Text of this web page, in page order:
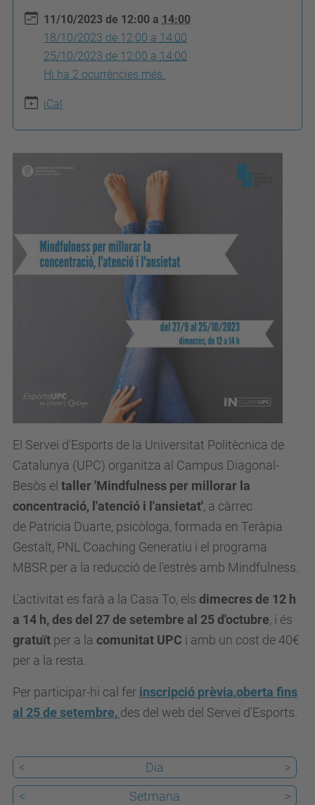
e
e
u
c
/
e
s
e
v
e
i
m
e
n
/
a
l
11/10/2023 de 12:00 a 14:00
18/10/2023 de 12:00 a 14:00
25/10/2023 de 12:00 a 14:00
Hi ha 2 ocurrències més.
iCal
El Servei d'Esports de la Universitat Politècnica de
Catalunya (UPC) organitza al Campus Diagonal-
Besòs el taller 'Mindfulness per millorar la
concentració, l'atenció i l'ansietat', a càrrec
de Patricia Duarte, psicòloga, formada en Teràpia
Gestalt, PNL Coaching Generatiu i el programa
MBSR per a la reducció de l'estrès amb Mindfulness.
L'activitat es farà a la Casa To, els dimecres de 12 h
a 14 h, des del 27 de setembre al 25 d'octubre, i és
gratuït per a la comunitat UPC i amb un cost de 40€
per a la resta.
Per participar-hi cal fer inscripció prèvia,oberta fins
al 25 de setembre, des del web del Servei d'Esports.
< Dia
>
<
Setmana
>